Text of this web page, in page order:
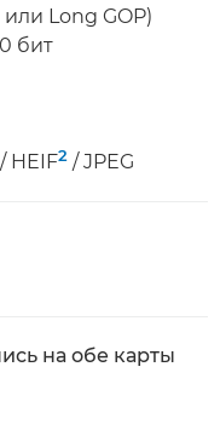
или Long GOP)
бит
/ HEIF2 / JPEG
на обе карты